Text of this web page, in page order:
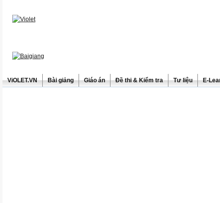
ViOLET.VN Bài giảng Giáo án Đề thi & Kiểm tra Tư liệu E-